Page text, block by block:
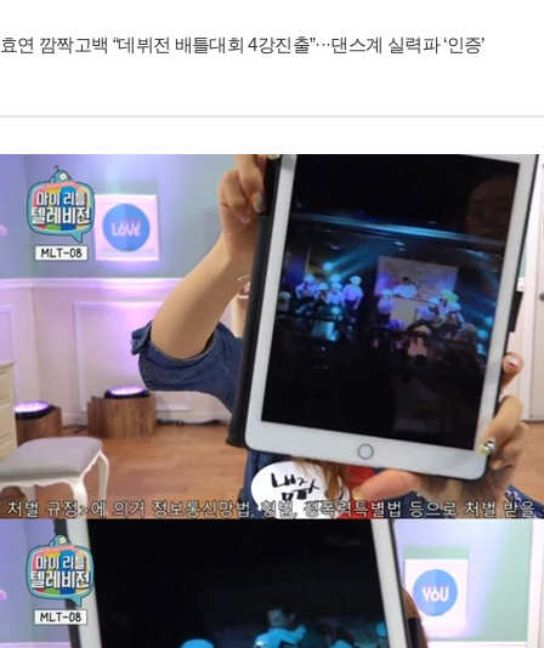
효연 깜짝고백 “데뷔전 배틀대회 4강진출”···댄스계 실력파 ‘인증’